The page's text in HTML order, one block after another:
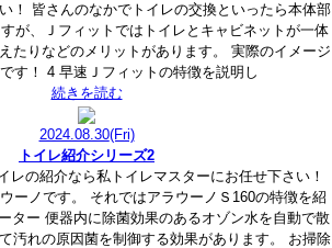
！ 皆さんのなかでトイレの交換といったら本体部
が、Ｊフィットではトイレとキャビネットが一体
たりなどのメリットがあります。 実際のイメージ
す！ 4 早速Ｊフィットの特徴を説明し
続きを読む
2024.08.30(Fri)
トイレ紹介シリーズ2
レの紹介なら私トイレマスターにお任せ下さい！
ーノです。 それではアラウーノＳ160の特徴を紹
ター 便器内に除菌効果のあるオゾン水を自動で散
汚れの原因菌を制御する効果があります。 お掃除